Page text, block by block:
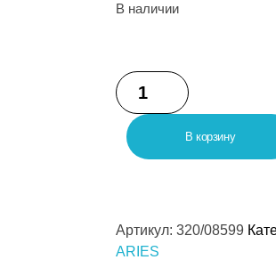
В наличии
В корзину
Артикул:320/08599
ARIES